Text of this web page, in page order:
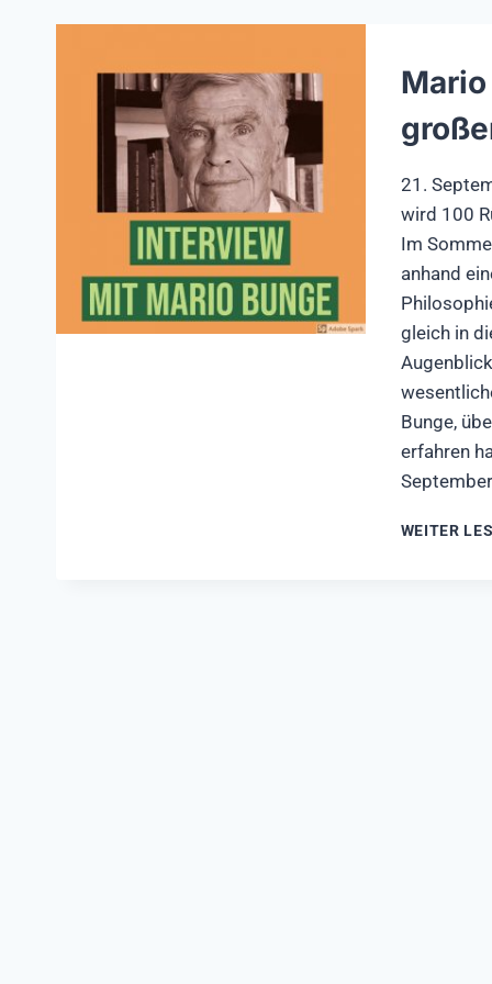
21.
wird 100
Im
anhand
gleich in
Bunge,
erfahren
WEITER